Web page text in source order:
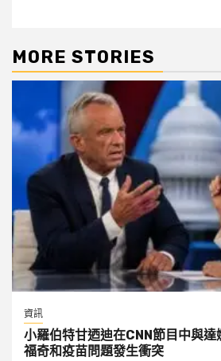
MORE STORIES
資訊
小羅伯特甘迺迪在CNN節目中與達
福奇和疫苗問題發生衝突